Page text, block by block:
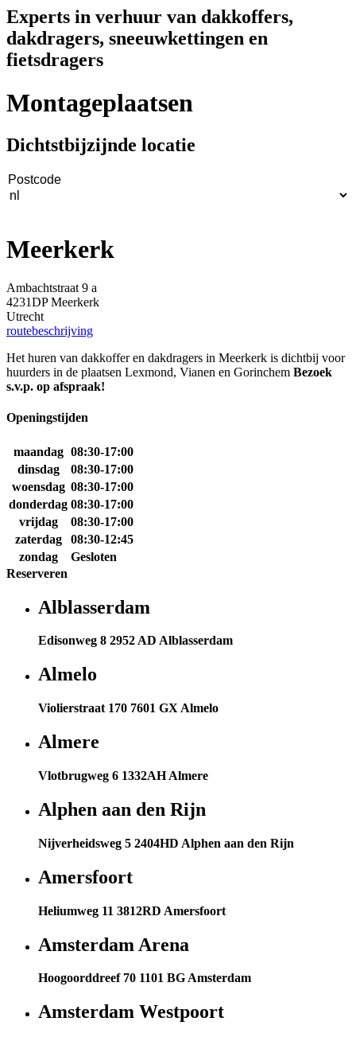
Experts in verhuur van dakkoffers,
dakdragers, sneeuwkettingen en
fietsdragers
Montageplaatsen
Dichtstbijzijnde locatie
Meerkerk
Ambachtstraat 9 a
4231DP Meerkerk
Utrecht
routebeschrijving
Het huren van dakkoffer en dakdragers in Meerkerk is dichtbij voor
huurders in de plaatsen Lexmond, Vianen en Gorinchem Bezoek
s.v.p. op afspraak!
Openingstijden
maandag 08:30-17:00
dinsdag
08:30-17:00
woensdag 08:30-17:00
donderdag 08:30-17:00
vrijdag
08:30-17:00
zaterdag
08:30-12:45
zondag
Gesloten
Reserveren
Alblasserdam
Edisonweg 8 2952 AD Alblasserdam
Almelo
Violierstraat 170 7601 GX Almelo
Almere
Vlotbrugweg 6 1332AH Almere
Alphen aan den Rijn
Nijverheidsweg 5 2404HD Alphen aan den Rijn
Amersfoort
Heliumweg 11 3812RD Amersfoort
Amsterdam Arena
Hoogoorddreef 70 1101 BG Amsterdam
Amsterdam Westpoort